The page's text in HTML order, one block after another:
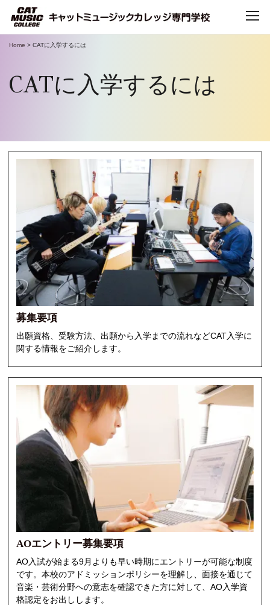
CATについて
学科・コース
デビュー・就職
キャンパスライフ
CATに入学するには
オープンキャンパス
アクセス
資料請求
高校生の方へ
大学・短大・社会人の方へ
留学生の方へ
保護者の方へ
人材発掘担当の方へ
卒業生の方へ
Home > CATに入学するには
CATに入学するには
募集要項
出願資格、受験方法、出願から入学までの流れなどCAT入学に
関する情報をご紹介します。
AOエントリー募集要項
AO入試が始まる9月よりも早い時期にエントリーが可能な制度
です。本校のアドミッションポリシーを理解し、面接を通じて
音楽・芸術分野への意志を確認できた方に対して、AO入学資
格認定をお出しします。